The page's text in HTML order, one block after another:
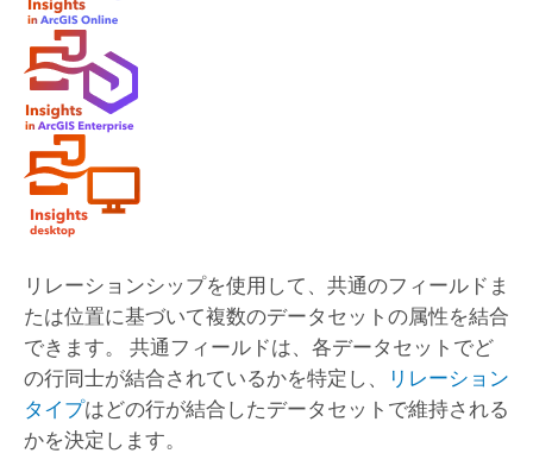
リレーションシップを使用して、共通のフィールドま
たは位置に基づいて複数のデータセットの属性を結合
できます。 共通フィールドは、各データセットでど
の行同士が結合されているかを特定し、
リレーション
タイプはどの行が結合したデータセットで維持される
かを決定します。